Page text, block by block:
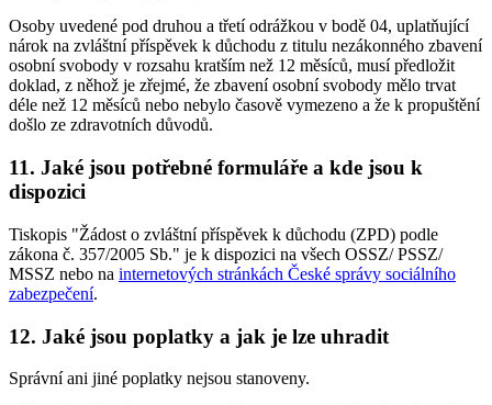
Osoby uvedené pod druhou a třetí odrážkou v bodě 04, uplatňující
nárok na zvláštní příspěvek k důchodu z titulu nezákonného zbavení
osobní svobody v rozsahu kratším než 12 měsíců, musí předložit
doklad, z něhož je zřejmé, že zbavení osobní svobody mělo trvat
déle než 12 měsíců nebo nebylo časově vymezeno a že k propuštění
došlo ze zdravotních důvodů.
11. Jaké jsou potřebné formuláře a kde jsou k
dispozici
Tiskopis "Žádost o zvláštní příspěvek k důchodu (ZPD) podle
zákona č. 357/2005 Sb." je k dispozici na všech OSSZ/ PSSZ/
MSSZ nebo na internetových stránkách České správy sociálního
zabezpečení.
12. Jaké jsou poplatky a jak je lze uhradit
Správní ani jiné poplatky nejsou stanoveny.